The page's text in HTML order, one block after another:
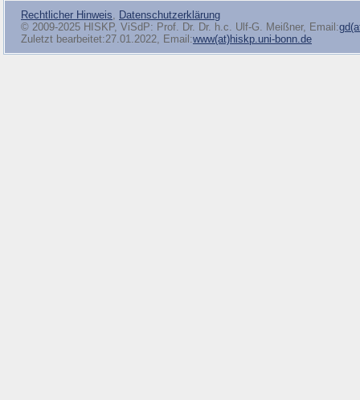
Rechtlicher Hinweis, Datenschutzerklärung
© 2009-2025 HISKP, ViSdP: Prof. Dr. Dr. h.c. Ulf-G. Meißner, Email:
Zuletzt bearbeitet:27.01.2022, Email:www(at)hiskp.uni-bonn.de